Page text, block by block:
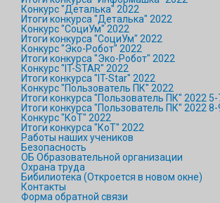
Конкурс "Деталька" 2022
Итоги конкурса "Деталька" 2022
Конкурс "СоциУм" 2022
Итоги конкурса "СоциУм" 2022
Конкурс "Эко-Робот" 2022
Итоги конкурса "Эко-Робот" 2022
Конкурс "IT-STAR" 2022
Итоги конкурса "IT-Star" 2022
Конкурс "Пользователь ПК" 2022
Итоги конкурса "Пользователь ПК" 2022 5-
Итоги конкурса "Пользователь ПК" 2022 8-
Конкурс "КоТ" 2022
Итоги конкурса "КоТ" 2022
Работы наших учеников
Безопасность
ОБ Образовательной организации
Охрана труда
Бибилиотека (Откроется в новом окне)
Контакты
Форма обратной связи